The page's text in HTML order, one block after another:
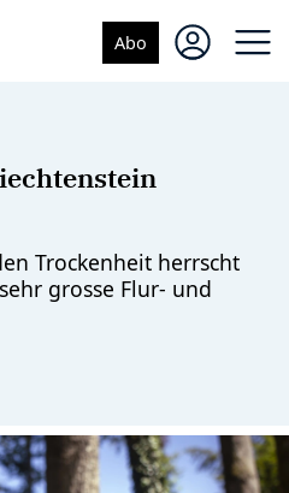
Abo
Trockenheit herrscht
grosse Flur- und